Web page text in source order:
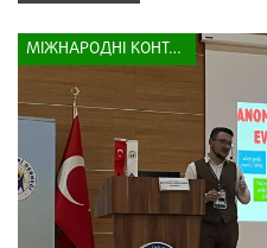
МІЖНАРОДНІ КОНТАКТИ